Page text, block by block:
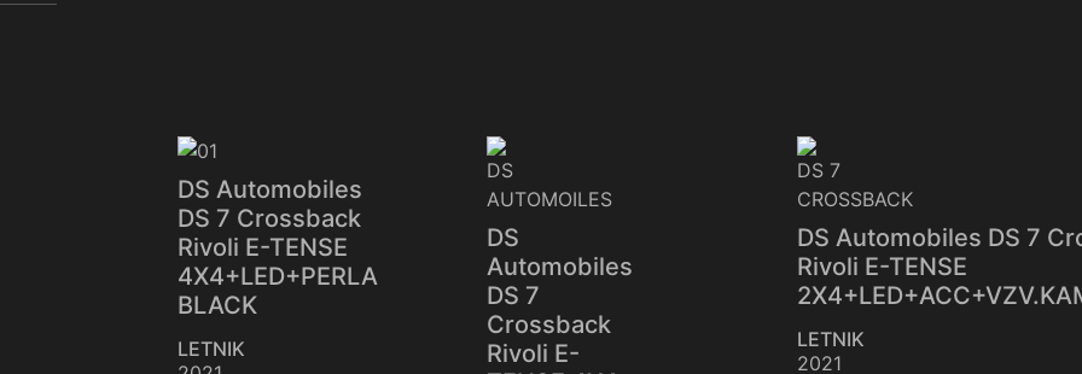
DS Automobiles
DS 7 Crossback
Rivoli E-TENSE
4X4+LED+PERLA
BLACK
LETNIK
DS
Automobiles
DS 7
Crossback
Rivoli E-
DS Automobiles DS 7
Rivoli E-TENSE
LETNIK
2021